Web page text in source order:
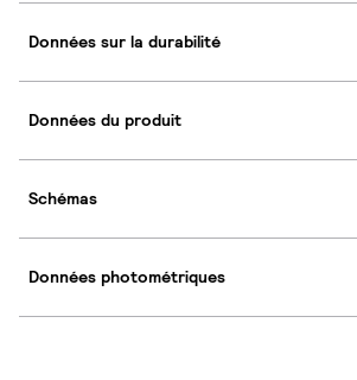
Données sur la durabilité
Données du produit
Schémas
Données photométriques